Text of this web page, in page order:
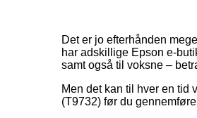
Det er jo efterhånden
har adskillige Epson e-
samt også til voksne –
Men det kan til hver en tid
(T9732) før du